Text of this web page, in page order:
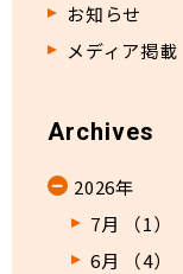
お知らせ
メディア掲載
Archives
2026年
7月 （1）
6月 （4）